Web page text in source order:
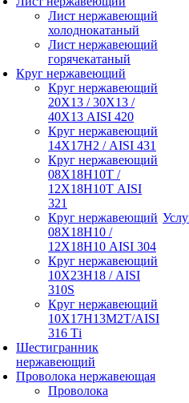
Лист нержавеющий
холоднокатаный
Лист нержавеющий
горячекатаный
Круг нержавеющий
Круг нержавеющий
20Х13 / 30Х13 /
40Х13 AISI 420
Круг нержавеющий
14Х17Н2 / AISI 431
Круг нержавеющий
08Х18Н10Т /
12Х18Н10Т AISI
321
Круг нержавеющий
08Х18Н10 /
12Х18Н10 AISI 304
Круг нержавеющий
10Х23Н18 / AISI
310S
Круг нержавеющий
10Х17Н13М2Т/AISI
316 Тi
Шестигранник
нержавеющий
Проволока нержавеющая
Проволока